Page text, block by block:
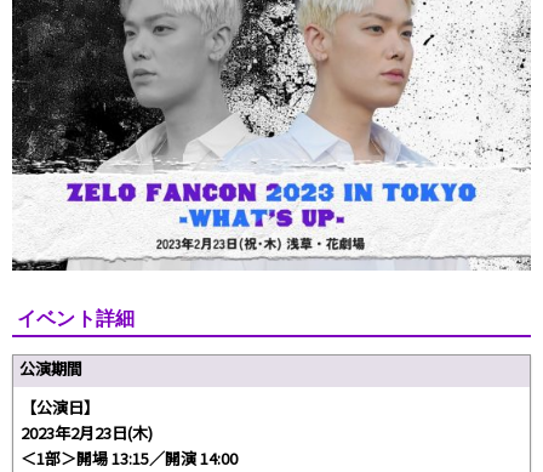
イベント詳細
公演期間
【公演日】
2023年2月23日(木)
＜1部＞開場 13:15／開演 14:00